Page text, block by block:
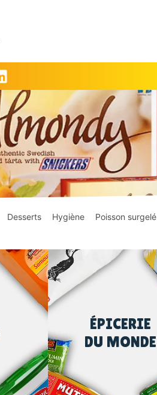
Desserts Hygiène Poisson surgelé
ÉPICERIE
DU MONDE